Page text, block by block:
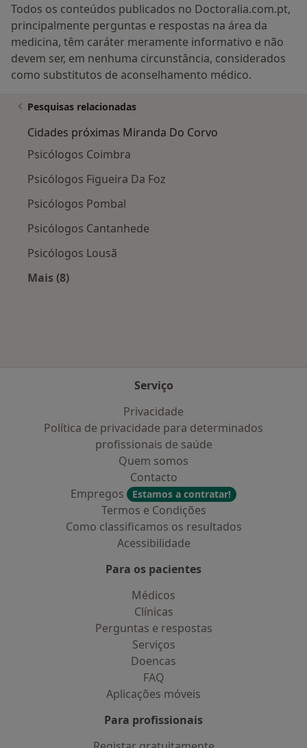
Todos os conteúdos publicados no Doctoralia.com.pt,
principalmente perguntas e respostas na área da
medicina, têm caráter meramente informativo e não
devem ser, em nenhuma circunstância, considerados
como substitutos de aconselhamento médico.
Pesquisas relacionadas
Cidades próximas Miranda Do Corvo
Psicólogos Coimbra
Psicólogos Figueira Da Foz
Psicólogos Pombal
Psicólogos Cantanhede
Psicólogos Lousã
Mais (8)
Serviço
Privacidade
Política de privacidade para determinados
profissionais de saúde
Quem somos
Contacto
Empregos
Estamos a contratar!
Termos e Condições
Como classificamos os resultados
Acessibilidade
Para os pacientes
Médicos
Clínicas
Perguntas e respostas
Serviços
Doencas
FAQ
Aplicações móveis
Para profissionais